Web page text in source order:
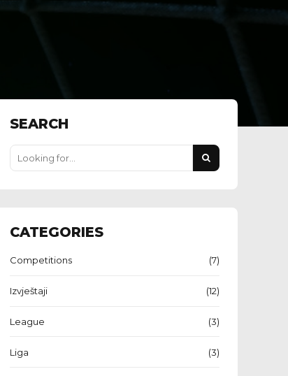
SEARCH
CATEGORIES
Competitions (7)
Izvještaji (12)
League (3)
Liga (3)